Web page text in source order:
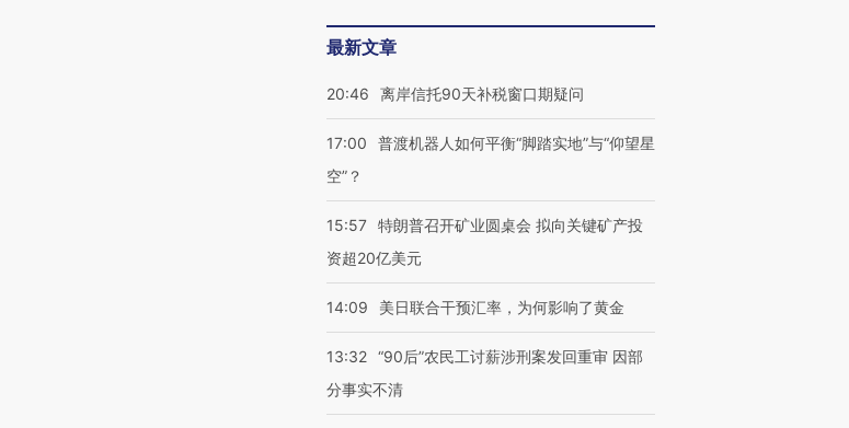
最新文章
20:46 离岸信托90天补税窗口期疑问
17:00
普渡机器人如何平衡“脚踏实地”与“仰望星
空”？
15:57 特朗普召开矿业圆桌会 拟向关键矿产投
资超20亿美元
14:09 美日联合干预汇率，为何影响了黄金
13:32 “90后”农民工讨薪涉刑案发回重审 因部
分事实不清